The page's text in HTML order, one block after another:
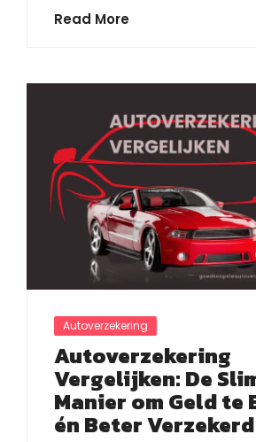
Read More
Autoverzekering
Autoverzekering
Vergelijken: De
Manier om Geld te
én Beter